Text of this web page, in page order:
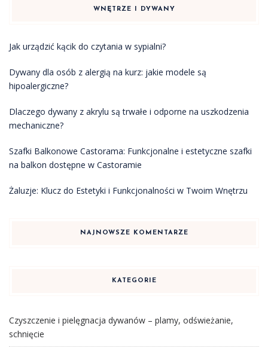
WNĘTRZE I DYWANY
Jak urządzić kącik do czytania w sypialni?
Dywany dla osób z alergią na kurz: jakie modele są
hipoalergiczne?
Dlaczego dywany z akrylu są trwałe i odporne na uszkodzenia
mechaniczne?
Szafki Balkonowe Castorama: Funkcjonalne i estetyczne szafki
na balkon dostępne w Castoramie
Żaluzje: Klucz do Estetyki i Funkcjonalności w Twoim Wnętrzu
NAJNOWSZE KOMENTARZE
KATEGORIE
Czyszczenie i pielęgnacja dywanów – plamy, odświeżanie,
schnięcie